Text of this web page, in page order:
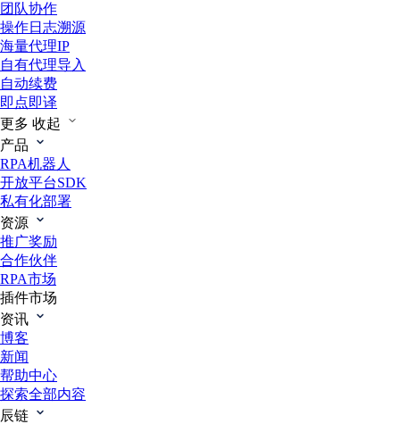
团队协作
操作日志溯源
海量代理IP
自有代理导入
自动续费
即点即译
更多 收起
产品
RPA机器人
开放平台SDK
私有化部署
资源
推广奖励
合作伙伴
RPA市场
插件市场
资讯
博客
新闻
帮助中心
探索全部内容
辰链